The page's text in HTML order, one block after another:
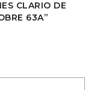
CLARIO DE
63A”